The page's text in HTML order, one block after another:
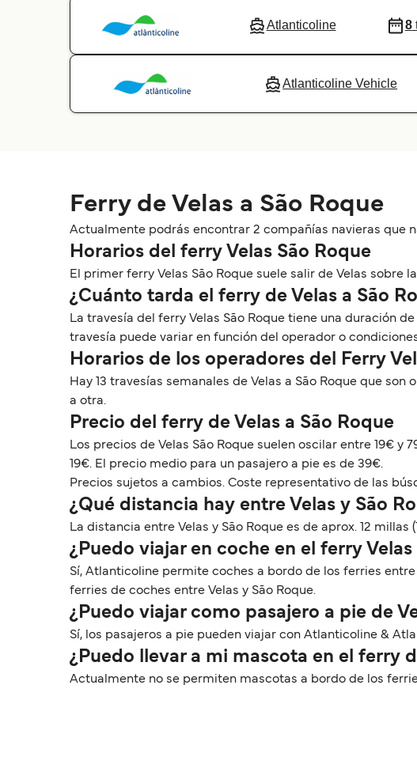
Atlanticoline 8
Atlanticoline Vehicle
Ferry de Velas a São Roque
Actualmente podrás encontrar 2 compañías navieras que
Horarios del ferry Velas São Roque
El primer ferry Velas São Roque suele salir de Velas sobre
¿Cuánto tarda el ferry de Velas a São
La travesía del ferry Velas São Roque tiene una duración
travesía puede variar en función del operador o
Horarios de los operadores del Ferry
Hay 13 travesías semanales de Velas a São Roque que
a otra.
Precio del ferry de Velas a São Roque
Los precios de Velas São Roque suelen oscilar entre 19€
19€. El precio medio para un pasajero a pie es de 39€.
Precios sujetos a cambios. Coste representativo de las
¿Qué distancia hay entre Velas y São
La distancia entre Velas y São Roque es de aprox. 12 millas
¿Puedo viajar en coche en el ferry Velas
Sí, Atlanticoline permite coches a bordo de los ferries
ferries de coches entre Velas y São Roque.
¿Puedo viajar como pasajero a pie de
Sí, los pasajeros a pie pueden viajar con Atlanticoline &
¿Puedo llevar a mi mascota en el ferry
Actualmente no se permiten mascotas a bordo de los